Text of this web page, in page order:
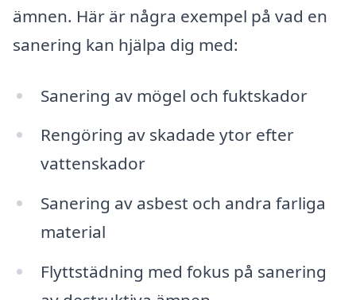
ämnen. Här är några exempel på vad en
sanering kan hjälpa dig med:
Sanering av mögel och fuktskador
Rengöring av skadade ytor efter
vattenskador
Sanering av asbest och andra farliga
material
Flyttstädning med fokus på sanering